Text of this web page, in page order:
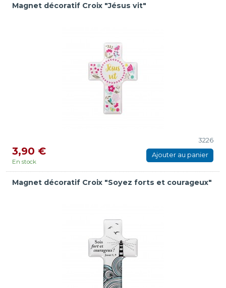
Magnet décoratif Croix "Jésus vit"
3226
3,90 €
En stock
Ajouter au panier
Magnet décoratif Croix "Soyez forts et courageux"